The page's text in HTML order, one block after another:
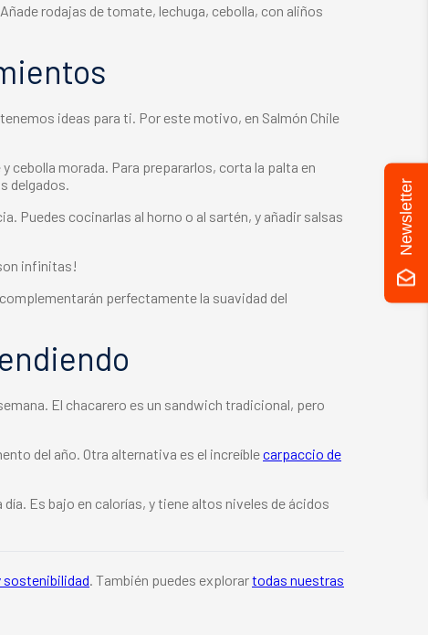
rodajas de tomate, lechuga, cebolla, con aliños
ideas para ti. Por este motivo, en Salmón Chile
morada. Para prepararlos, corta la palta en
delgados.
Puedes cocinarlas al horno o al sartén, y añadir salsas
infinitas!
perfectamente la suavidad del
El chacarero es un sandwich tradicional, pero
del año. Otra alternativa es el increíblecarpaccio de
Es bajo en calorías, y tiene altos niveles de ácidos
sostenibilidad. También puedes explorartodas nuestras
Newsletter